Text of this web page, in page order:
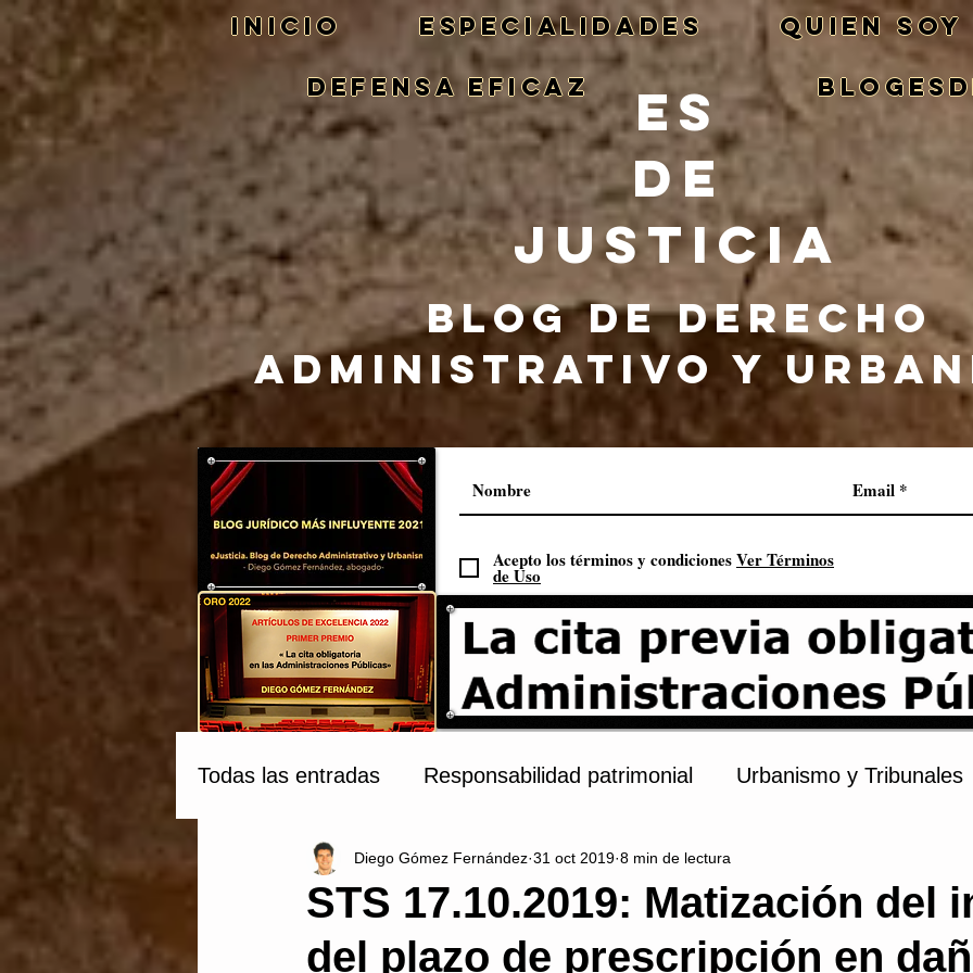
Inicio ESPECIALIDADES QUIEN SOY
DEFENSA EFICAZ
ES
DE
JUSTICIA
BLOG DE DERECHO
ADMINISTRATIVO Y
Acepto los términos y condicionesVer Términos
de Uso
Todas las entradas Responsabilidad patrimonial Urbanismo y Tribunales
Compraventa y Tribunales Procedimiento administrativo
Patrimonio Cultural Constitución Contratación pública Derechos
STS 17.10.2019: Matización del
del plazo de prescripción en
Diego Gómez Fernández 31 oct 2019 8 min de lectura